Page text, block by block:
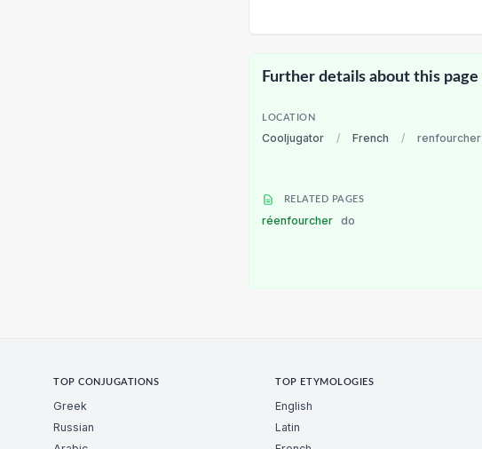
Further details about this page
LOCATION
Cooljugator / French / renfourcher
RELATED PAGES
réenfourcher do
TOP CONJUGATIONS
Greek
Russian
TOP ETYMOLOGIES
English
Latin